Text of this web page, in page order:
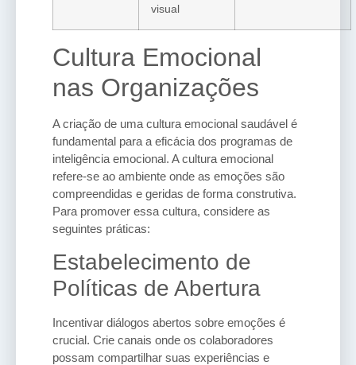
visual
Cultura Emocional
nas Organizações
A criação de uma cultura emocional saudável é
fundamental para a eficácia dos programas de
inteligência emocional. A cultura emocional
refere-se ao ambiente onde as emoções são
compreendidas e geridas de forma construtiva.
Para promover essa cultura, considere as
seguintes práticas:
Estabelecimento de
Políticas de Abertura
Incentivar diálogos abertos sobre emoções é
crucial. Crie canais onde os colaboradores
possam compartilhar suas experiências e